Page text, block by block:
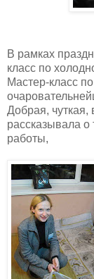
В рамках
класс по
Мастер-класс
Добрая, чуткая,
рассказывала о
работы,